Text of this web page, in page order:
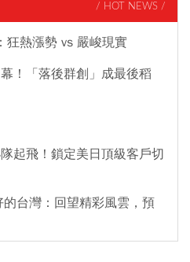
/ HOT NEWS /
狂熱漲勢 vs 嚴峻現實
！「落後群創」成最後稻
起飛！鎖定美日頂級客戶切
台灣：回望精彩風雲，預